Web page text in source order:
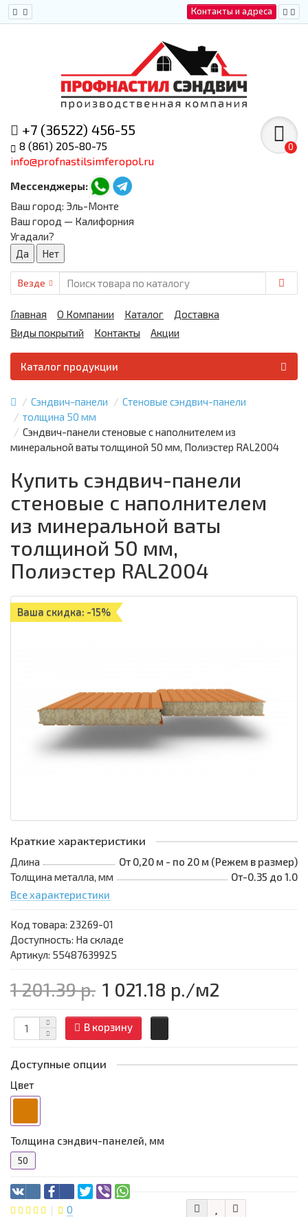
Контакты и адреса
+7 (36522) 456-55
8 (861) 205-80-75
info@profnastilsimferopol.ru
Мессенджеры:
0
Ваш город: Эль-Монте
Ваш город — Калифорния
Угадали?
Везде
Главная О Компании Каталог
Доставка
Виды покрытий
Контакты Акции
Каталог продукции
Сэндвич-панели
Стеновые сэндвич-панели
толщина 50 мм
Сэндвич-панели стеновые с наполнителем из
минеральной ваты толщиной 50 мм, Полиэстер RAL2004
Купить сэндвич-панели
стеновые с наполнителем
из минеральной ваты
толщиной 50 мм,
Полиэстер RAL2004
Ваша скидка: -15%
Краткие характеристики
Длина
От 0,20 м - по 20 м (Режем в размер)
Толщина металла, мм
От-0.35 до 1.0
Все характеристики
Код товара: 23269-01
Доступность: На складе
Артикул: 55487639925
1 201.39 р. 1 021.18 р./м2
В корзину
Доступные опции
Цвет
Толщина сэндвич-панелей, мм
50
0